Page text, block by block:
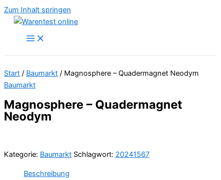
Zum Inhalt springen
Start / Baumarkt / Magnosphere – Quadermagnet Neodym
Baumarkt
Magnosphere – Quadermagnet
Neodym
Kategorie: Baumarkt Schlagwort: 20241567
Beschreibung